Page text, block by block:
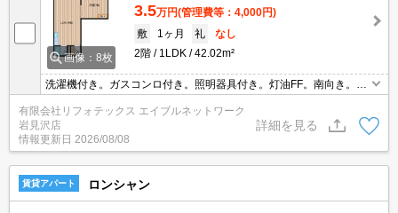
画像：8枚
3.5万円(管理費等：4,000円)
敷
1ヶ月 礼
なし
2階
1LDK 42.02m²
洗濯機付き。ガスコンロ付き。照明器具付き。灯油FF。南向き。家
具付。水道代無料/灯油代無料
有限会社リフォテックス エイブルネットワーク
岩見沢店
情報更新日 2026/08/08
詳細を見る
賃貸アパート ロンシャン